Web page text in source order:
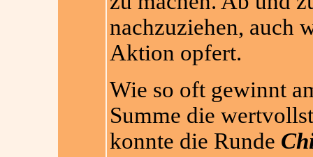
nachzuziehen, auch
Aktion opfert.
Wie so oft gewinnt
Summe die
konnte die Runde